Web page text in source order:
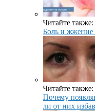
Читайте также:
Боль и жжение
Читайте также:
Почему
ли от них